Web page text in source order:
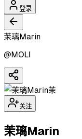
登录
茉璃Marin
@MOLI
茉
关注
茉璃Marin